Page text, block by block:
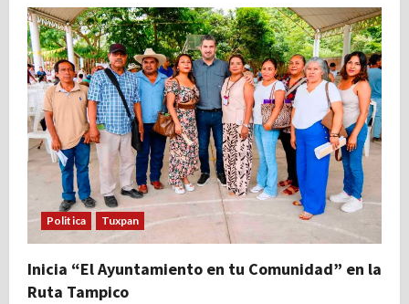
Politica Tuxpan
Inicia “El Ayuntamiento en tu Comunidad” en la
Ruta Tampico